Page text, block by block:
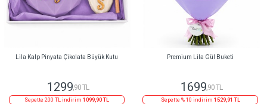
Lila Kalp Pinyata Çikolata Büyük Kutu
1299,90 TL
Sepette 200 TL indirim 1099,90 TL
Premium Lila Gül Buketi
1699,90 TL
Sepette % 10 indirim 1529,91 TL